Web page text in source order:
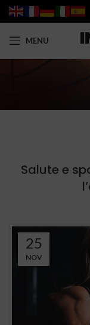
MENU
Salute e
25
NOV